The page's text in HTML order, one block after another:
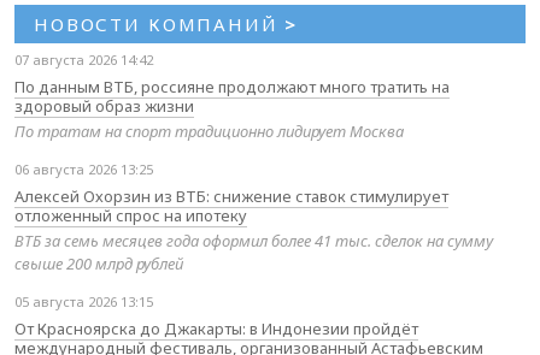
НОВОСТИ КОМПАНИЙ >
07 августа 2026 14:42
По данным ВТБ, россияне продолжают много тратить на
здоровый образ жизни
По тратам на спорт традиционно лидирует Москва
06 августа 2026 13:25
Алексей Охорзин из ВТБ: снижение ставок стимулирует
отложенный спрос на ипотеку
ВТБ за семь месяцев года оформил более 41 тыс. сделок на сумму
свыше 200 млрд рублей
05 августа 2026 13:15
От Красноярска до Джакарты: в Индонезии пройдёт
международный фестиваль, организованный Астафьевским